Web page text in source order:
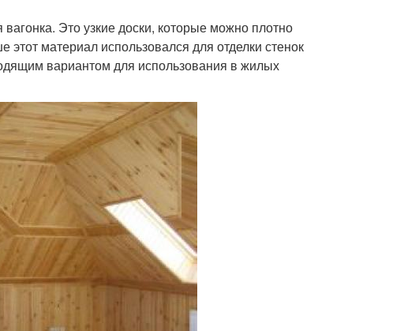
Это узкие доски, которые можно плотно
материал использовался для отделки стенок
вариантом для использования в жилых